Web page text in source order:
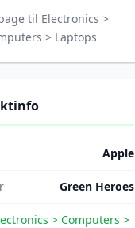
til Electronics >
> Laptops
Apple
Green Heroes
> Computers >